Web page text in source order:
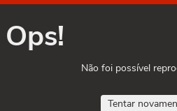
Ops!
Não foi possível
Tentar